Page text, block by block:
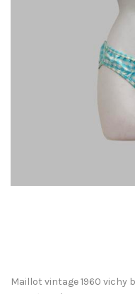
Maillot vintage 1960 vichy